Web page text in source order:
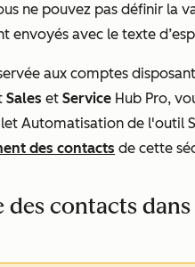
ne pouvez pas définir la
envoyés avec le texte
aux comptes
Sales et Service Hub Pro,
Automatisation de l'outil
des contacts de cette
contacts dans